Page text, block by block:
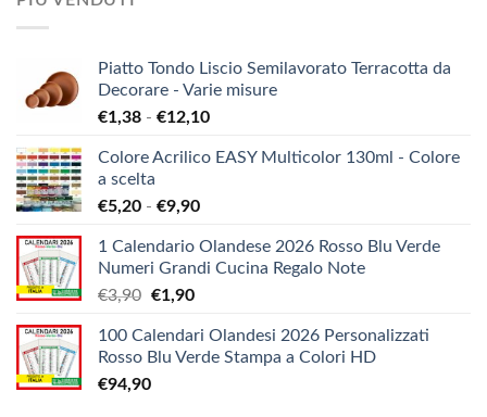
Piatto Tondo Liscio Semilavorato Terracotta da
Decorare - Varie misure
€1,38 - €12,10Fascia
prezzo:
€12,10
Colore Acrilico EASY Multicolor 130ml - Colore
a scelta
€5,20 - €9,90Fascia
prezzo:
da
€9,90
1 Calendario Olandese 2026 Rosso Blu Verde
Numeri Grandi Cucina Regalo Note
€3,90 Il
originale
era:
€3,90.
€1,90Il
attuale
è:
100 Calendari Olandesi 2026 Personalizzati
Rosso Blu Verde Stampa a Colori HD
€94,90